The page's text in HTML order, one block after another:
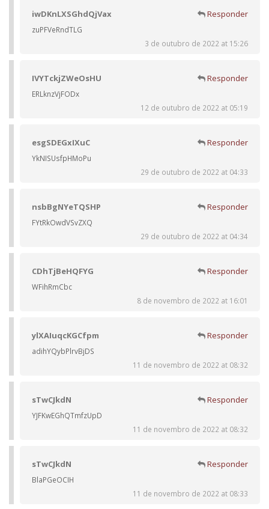
iwDKnLXSGhdQjVax Responder
zuPFVeRndTLG
3 de outubro de 2022 at 15:26
IVYTckjZWeOsHU Responder
ERLknzVjFODx
12 de outubro de 2022 at 05:19
esgSDEGxIXuC Responder
YkNISUsfpHMoPu
29 de outubro de 2022 at 04:33
nsbBgNYeTQSHP Responder
FYtRkOwdVSvZXQ
29 de outubro de 2022 at 04:34
CDhTjBeHQFYG Responder
WFihRmCbc
8 de novembro de 2022 at 16:01
ylXAIuqcKGCfpm Responder
adihYQybPlrvBjDS
11 de novembro de 2022 at 08:32
sTwCJkdN Responder
YJFKwEGhQTmfzUpD
11 de novembro de 2022 at 08:32
sTwCJkdN Responder
BlaPGeOCIH
11 de novembro de 2022 at 08:33